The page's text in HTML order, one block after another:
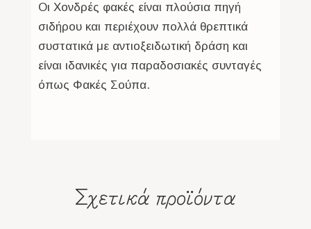
Οι Χονδρές φακές είναι πλούσια πηγή
σιδήρου και περιέχουν πολλά θρεπτικά
συστατικά με αντιοξειδωτική δράση και
είναι ιδανικές για παραδοσιακές συνταγές
όπως Φακές Σούπα.
Σχετικά προϊόντα